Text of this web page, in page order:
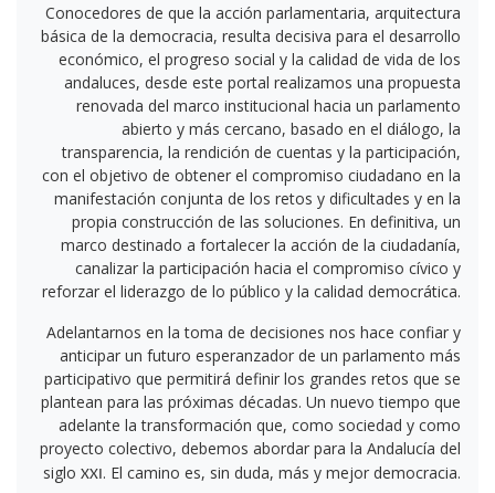
Conocedores de que la acción parlamentaria, arquitectura
básica de la democracia, resulta decisiva para el desarrollo
económico, el progreso social y la calidad de vida de los
andaluces, desde este portal realizamos una propuesta
renovada del marco institucional hacia un parlamento
abierto y más cercano, basado en el diálogo, la
transparencia, la rendición de cuentas y la participación,
con el objetivo de obtener el compromiso ciudadano en la
manifestación conjunta de los retos y dificultades y en la
propia construcción de las soluciones. En definitiva, un
marco destinado a fortalecer la acción de la ciudadanía,
canalizar la participación hacia el compromiso cívico y
reforzar el liderazgo de lo público y la calidad democrática.
Adelantarnos en la toma de decisiones nos hace confiar y
anticipar un futuro esperanzador de un parlamento más
participativo que permitirá definir los grandes retos que se
plantean para las próximas décadas. Un nuevo tiempo que
adelante la transformación que, como sociedad y como
proyecto colectivo, debemos abordar para la Andalucía del
siglo XXI. El camino es, sin duda, más y mejor democracia.